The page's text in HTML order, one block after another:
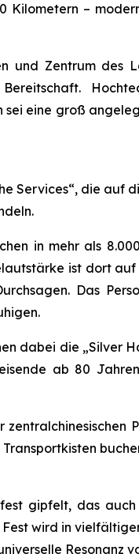
Kilometern –
und Zentrum des
sei eine groß
Services“, die auf
in mehr als
ist dort
Das
dabei die „Silver
ab 80
gipfelt, das auch
wird in
Resonanz